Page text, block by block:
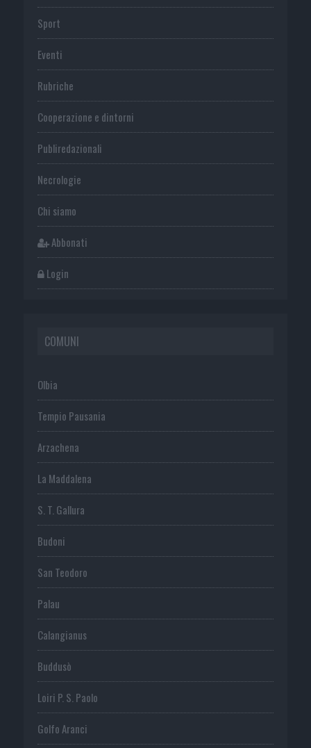
Sport
Eventi
Rubriche
Cooperazione e dintorni
Publiredazionali
Necrologie
Chi siamo
Abbonati
Login
COMUNI
Olbia
Tempio Pausania
Arzachena
La Maddalena
S. T. Gallura
Budoni
San Teodoro
Palau
Calangianus
Buddusò
Loiri P. S. Paolo
Golfo Aranci